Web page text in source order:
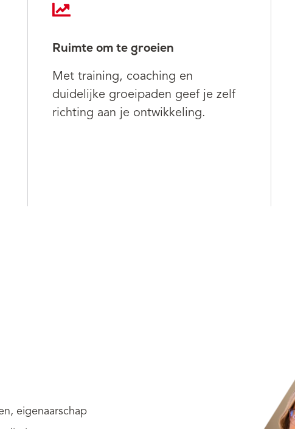
Ruimte om te groeien
Met training, coaching en
duidelijke groeipaden geef je zelf
richting aan je ontwikkeling.
eigenaarschap